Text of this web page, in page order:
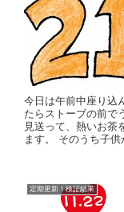
今日は午前中座り込
たらストーブの前で
見送って、熱いお茶
ます。 そのうち子
定期更新！検証結果